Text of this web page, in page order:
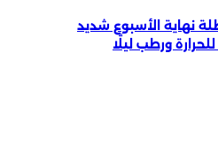
نهاية الأسبوع شديد
للحرارة ورطب ليلًا